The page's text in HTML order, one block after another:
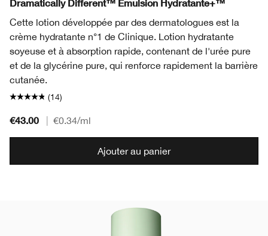
Dramatically Different™ Émulsion Hydratante+™
Cette lotion développée par des dermatologues est la
crème hydratante n°1 de Clinique. Lotion hydratante
soyeuse et à absorption rapide, contenant de l'urée pure
et de la glycérine pure, qui renforce rapidement la barrière
cutanée.
(14)
€43.00 €0.34/ml
Ajouter au panier